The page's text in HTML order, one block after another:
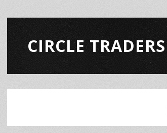
CIRCLE TRADERS